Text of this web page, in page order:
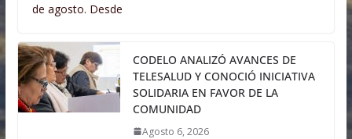
de agosto. Desde
CODELO ANALIZÓ AVANCES DE
TELESALUD Y CONOCIÓ INICIATIVA
SOLIDARIA EN FAVOR DE LA
COMUNIDAD
Agosto 6, 2026